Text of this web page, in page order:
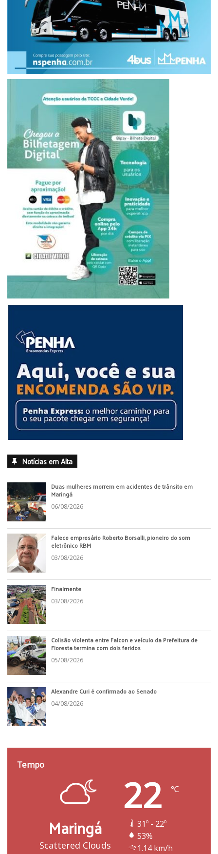
Notícias em Alta
Duas mulheres morrem em acidentes de trânsito em
Maringá
06/08/2026
Falece empresário Roberto Borsalli, pioneiro do som
eletrônico RBM
03/08/2026
Finalmente
03/08/2026
Colisão violenta entre Falcon e veículo da Prefeitura de
Floresta termina com dois feridos
05/08/2026
Alexandre Curi é confirmado ao Senado
04/08/2026
Tempo
Maringá
Scattered Clouds
22 ℃
31º - 22º
53%
1.14 km/h